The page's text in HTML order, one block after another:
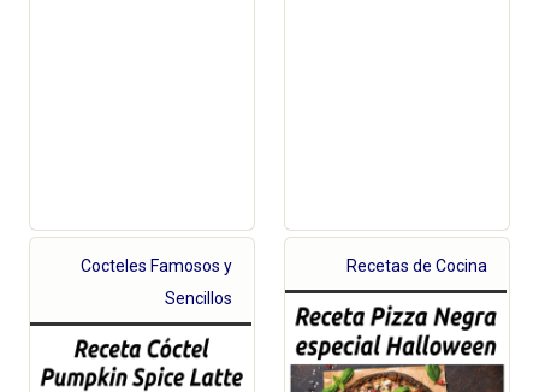
Cocteles Famosos y
Sencillos
Recetas de Cocina